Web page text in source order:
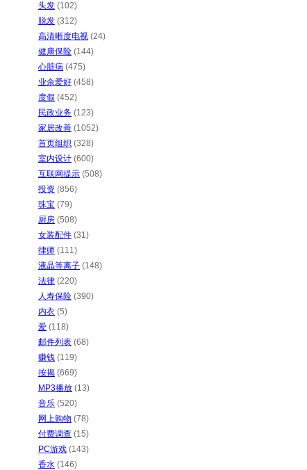
头发 (102)
脱发 (312)
高清晰度电视 (24)
健康保险 (144)
心脏病 (475)
业余爱好 (458)
度假 (452)
民政业务 (123)
家居改善 (1052)
首页组织 (328)
室内设计 (600)
互联网提示 (508)
投资 (856)
珠宝 (79)
厨房 (508)
女装配件 (31)
律师 (111)
液晶等离子 (148)
法律 (220)
人寿保险 (390)
内衣 (5)
爱 (118)
邮件列表 (68)
赚钱 (119)
按揭 (669)
MP3播放 (13)
音乐 (520)
网上购物 (78)
付费调查 (15)
PC游戏 (143)
香水 (146)